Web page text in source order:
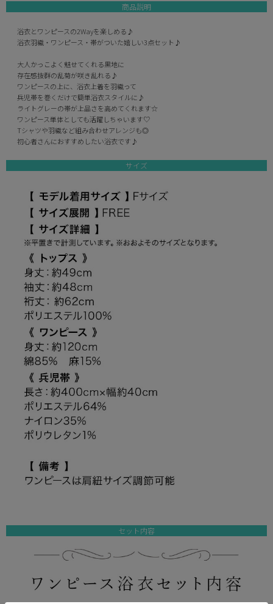
商品説明
浴衣とワンピースの2Wayを楽しめる♪
浴衣羽織・ワンピース・帯がついた嬉しい3点セット♪
大人かっこよく魅せてくれる黒地に
存在感抜群の乱菊が咲き乱れる♪
ワンピースの上に、浴衣上着を羽織って
兵児帯を巻くだけで簡単浴衣スタイルに♪
ライトグレーの帯が上品さを高めてくれます☆
ワンピース単体としても活躍しちゃいます♡
Tシャツや羽織など組み合わせアレンジも◎
初心者さんにおすすめしたい浴衣です♪
サイズ
セット内容